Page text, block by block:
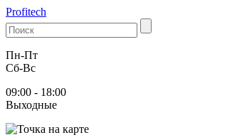
Profitech
Пн-Пт
Cб-Вс
09:00 - 18:00
Выходные